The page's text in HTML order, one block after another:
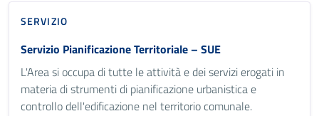
SERVIZIO
Servizio Pianificazione Territoriale – SUE
L'Area si occupa di tutte le attività e dei servizi erogati in
materia di strumenti di pianificazione urbanistica e
controllo dell'edificazione nel territorio comunale.